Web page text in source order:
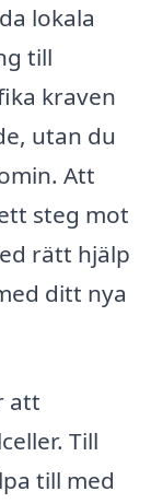
lokala
till
kraven
utan du
Att
steg mot
rätt hjälp
ditt nya
att
Till
till med